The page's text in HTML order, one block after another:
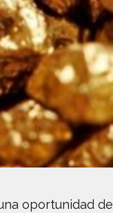
oportunidad de